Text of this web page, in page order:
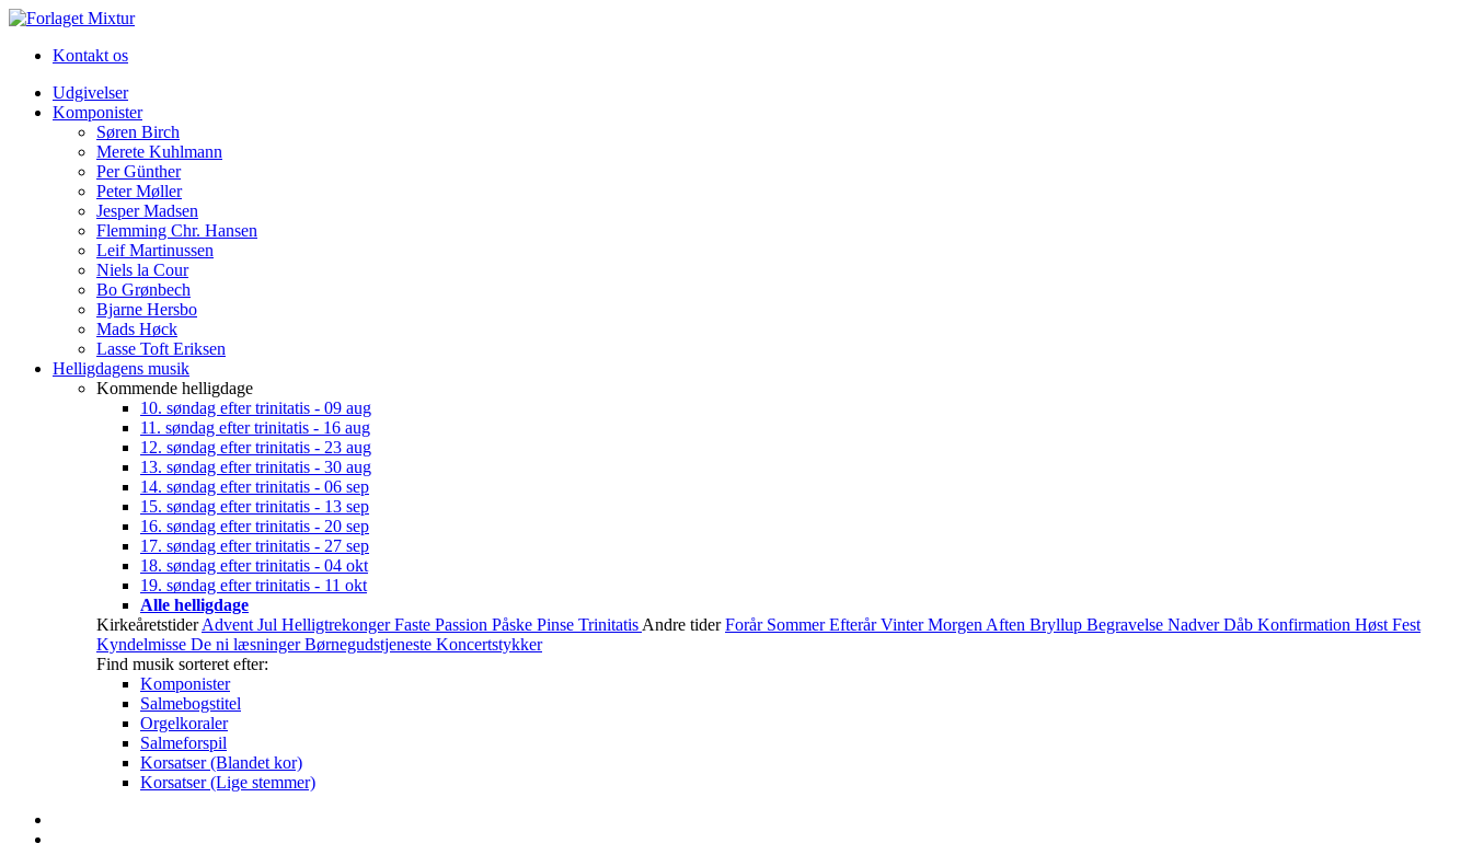
Kontakt os
Udgivelser
Komponister
Søren Birch
Merete Kuhlmann
Per Günther
Peter Møller
Jesper Madsen
Flemming Chr. Hansen
Leif Martinussen
Niels la Cour
Bo Grønbech
Bjarne Hersbo
Mads Høck
Lasse Toft Eriksen
Helligdagens musik
Kommende helligdage
10. søndag efter trinitatis - 09 aug
11. søndag efter trinitatis - 16 aug
12. søndag efter trinitatis - 23 aug
13. søndag efter trinitatis - 30 aug
14. søndag efter trinitatis - 06 sep
15. søndag efter trinitatis - 13 sep
16. søndag efter trinitatis - 20 sep
17. søndag efter trinitatis - 27 sep
18. søndag efter trinitatis - 04 okt
19. søndag efter trinitatis - 11 okt
Alle helligdage
Kirkeåretstider Advent Jul HelligtrekongerFaste Passion Påske Pinse Trinitatis Andre tider Forår SommerEfterårVinterMorgen Aften Bryllup Begravelse NadverDåb Konfirmation Høst Fest
Kyndelmisse De ni læsningerBørnegudstjeneste Koncertstykker
Find musik sorteret efter:
Komponister
Salmebogstitel
Orgelkoraler
Salmeforspil
Korsatser (Blandet kor)
Korsatser (Lige stemmer)